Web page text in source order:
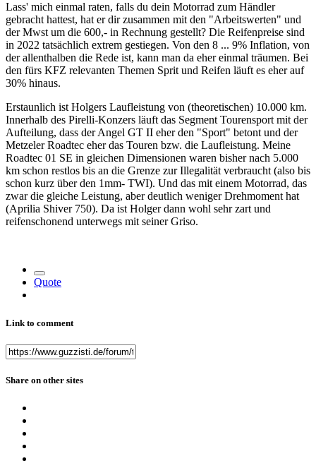
Lass' mich einmal raten, falls du dein Motorrad zum Händler
gebracht hattest, hat er dir zusammen mit den "Arbeitswerten" und
der Mwst um die 600,- in Rechnung gestellt? Die Reifenpreise sind
in 2022 tatsächlich extrem gestiegen. Von den 8 ... 9% Inflation, von
der allenthalben die Rede ist, kann man da eher einmal träumen. Bei
den fürs KFZ relevanten Themen Sprit und Reifen läuft es eher auf
30% hinaus.
Erstaunlich ist Holgers Laufleistung von (theoretischen) 10.000 km.
Innerhalb des Pirelli-Konzers läuft das Segment Tourensport mit der
Aufteilung, dass der Angel GT II eher den "Sport" betont und der
Metzeler Roadtec eher das Touren bzw. die Laufleistung. Meine
Roadtec 01 SE in gleichen Dimensionen waren bisher nach 5.000
km schon restlos bis an die Grenze zur Illegalität verbraucht (also bis
schon kurz über den 1mm- TWI). Und das mit einem Motorrad, das
zwar die gleiche Leistung, aber deutlich weniger Drehmoment hat
(Aprilia Shiver 750). Da ist Holger dann wohl sehr zart und
reifenschonend unterwegs mit seiner Griso.
Quote
Link to comment
Share on other sites